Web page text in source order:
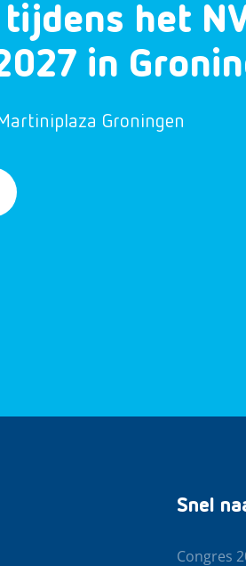
het
in
Groningen
Snel
Congres